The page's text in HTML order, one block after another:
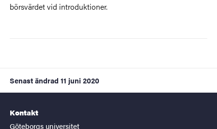
börsvärdet vid introduktioner.
Senast ändrad 11 juni 2020
Kontakt
Göteborgs universitet